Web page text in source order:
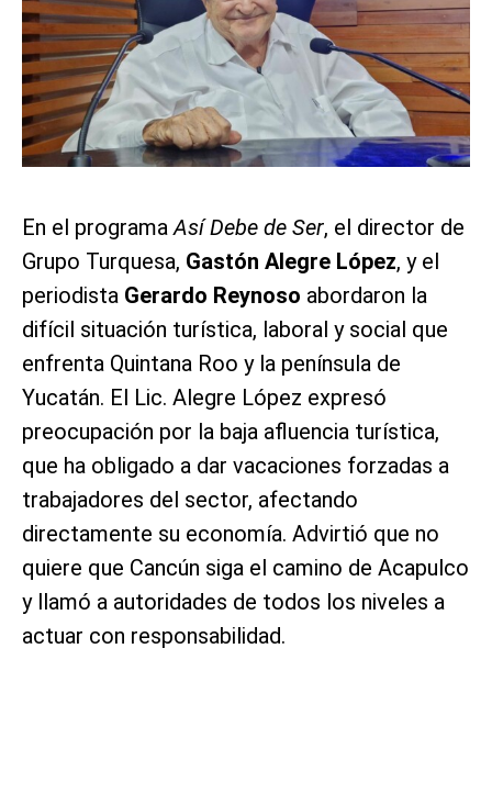
En el programa Así Debe de Ser, el director de
Grupo Turquesa, Gastón Alegre López, y el
periodista Gerardo Reynoso abordaron la
difícil situación turística, laboral y social que
enfrenta Quintana Roo y la península de
Yucatán. El Lic. Alegre López expresó
preocupación por la baja afluencia turística,
que ha obligado a dar vacaciones forzadas a
trabajadores del sector, afectando
directamente su economía. Advirtió que no
quiere que Cancún siga el camino de Acapulco
y llamó a autoridades de todos los niveles a
actuar con responsabilidad.